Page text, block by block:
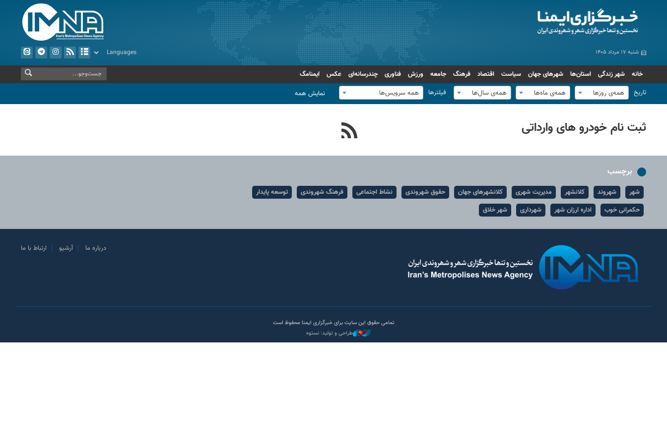
شنبه ۱۷ مرداد ۱۴۰۵
خانه شهر زندگی استان‌ها شهرهای جهان سیاست اقتصاد فرهنگ جامعه ورزش فناوری چندرسانه‌ای عکس
ایمنامگ
تاریخ
همه‌ی روزها همه‌ی ماه‌ها همه‌ی سال‌ها فیلترها همه سرویس‌ها نمایش همه
ثبت نام خودرو های وارداتی
برچسب
شهر شهروند کلانشهر مدیریت شهری کلانشهرهای جهان حقوق شهروندی نشاط اجتماعی فرهنگ شهروندی
توسعه پایدار
حکمرانی خوب
اداره ارزان شهر شهرداری شهر خلاق
درباره ما آرشیو ارتباط با ما
تمامی حقوق این سایت برای خبرگزاری ایمنا محفوظ است
طراحی و تولید: نستوه